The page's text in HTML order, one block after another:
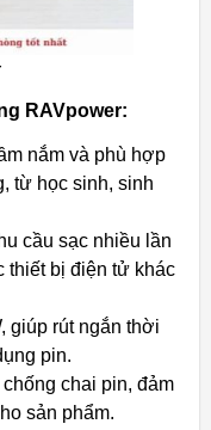
RAVpower:
nắm và phù hợp
từ học sinh, sinh
cầu sạc nhiều lần
thiết bị điện tử khác
giúp rút ngắn thời
pin.
chai pin, đảm
sản phẩm.